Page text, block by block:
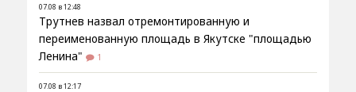
07.08 в 12:48
Трутнев назвал отремонтированную и
переименованную площадь в Якутске "площадью
Ленина"
1
07.08 в 12:17